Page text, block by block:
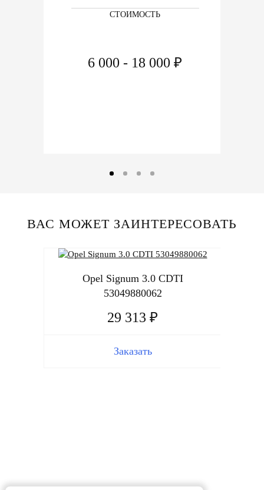
СТОИМОСТЬ
6 000 - 18 000 ₽
ВАС МОЖЕТ ЗАИНТЕРЕСОВАТЬ
Opel Signum 3.0 CDTI
53049880062
29 313 ₽
Заказать